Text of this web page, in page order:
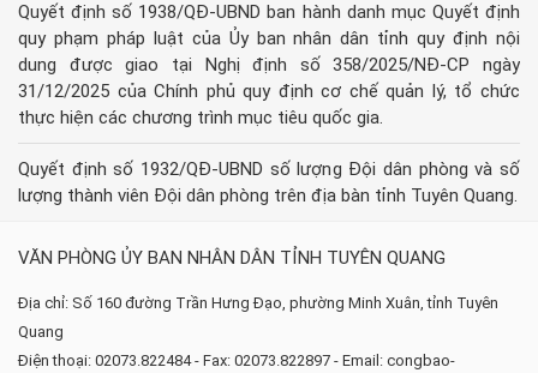
Quyết định số 1938/QĐ-UBND ban hành danh mục Quyết định
quy phạm pháp luật của Ủy ban nhân dân tỉnh quy định nội
dung được giao tại Nghị định số 358/2025/NĐ-CP ngày
31/12/2025 của Chính phủ quy định cơ chế quản lý, tổ chức
thực hiện các chương trình mục tiêu quốc gia.
Quyết định số 1932/QĐ-UBND số lượng Đội dân phòng và số
lượng thành viên Đội dân phòng trên địa bàn tỉnh Tuyên Quang.
VĂN PHÒNG ỦY BAN NHÂN DÂN TỈNH TUYÊN QUANG
Địa chỉ: Số 160 đường Trần Hưng Đạo, phường Minh Xuân, tỉnh Tuyên
Quang
Điện thoại: 02073.822484 - Fax: 02073.822897 - Email: congbao-